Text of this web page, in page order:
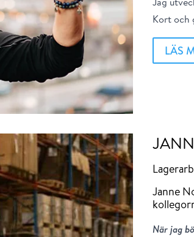
Kort och
LÄS
Janne
När jag